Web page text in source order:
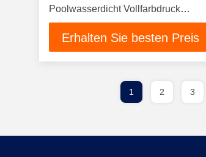
Poolwasserdicht Vollfarbdruck
Einweg-Armband Armbänder
Erhalten Sie besten Preis
1 2 3